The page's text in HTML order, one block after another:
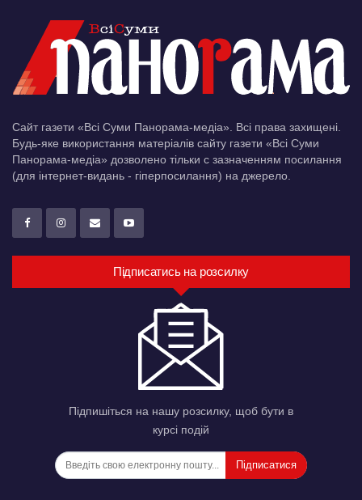
Сайт газети «Всі Суми Панорама-медіа». Всі права захищені.
Будь-яке використання матеріалів сайту газети «Всі Суми
Панорама-медіа» дозволено тільки c зазначенням посилання
(для інтернет-видань - гіперпосилання) на джерело.
Підписатись на розсилку
Підпишіться на нашу розсилку, щоб бути в
курсі подій
Підписатися